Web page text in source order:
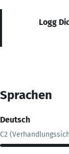
Logg
Sprachen
Deutsch
C2